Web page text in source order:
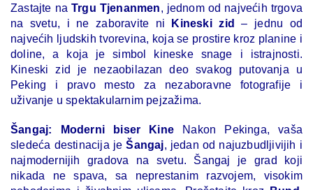
Zastajte na Trgu Tjenanmen, jednom od najvećih trgova
na svetu, i ne zaboravite ni
Kineski zid
– jednu od
najvećih ljudskih tvorevina, koja se prostire kroz planine i
doline, a koja je simbol kineske snage i istrajnosti.
Kineski zid je nezaobilazan deo svakog putovanja u
Peking i pravo mesto za nezaboravne fotografije i
uživanje u spektakularnim pejzažima.
Šangaj: Moderni biser Kine
Nakon Pekinga, vaša
sledeća destinacija jeŠangaj, jedan od najuzbudljivijih i
najmodernijih gradova na svetu. Šangaj je grad koji
nikada ne spava, sa neprestanim razvojem, visokim